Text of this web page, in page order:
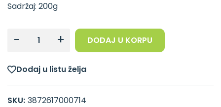
Sadržaj: 200g
- + DODAJ U KORPU
Dodaj u listu želja
SKU: 3872617000714